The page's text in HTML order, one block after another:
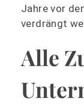
Jahre vor
verdrängt
Alle